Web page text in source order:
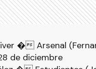
� Arsenal
de diciembre